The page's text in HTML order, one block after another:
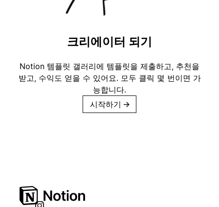
크리에이터 되기
Notion 템플릿 갤러리에 템플릿을 제출하고, 추천을
받고, 수익도 얻을 수 있어요. 모두 클릭 몇 번이면 가
능합니다.
시작하기 →